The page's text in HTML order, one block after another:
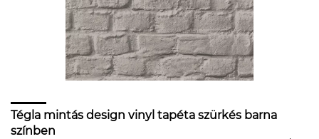
Tégla mintás design vinyl tapéta szürkés barna
színben